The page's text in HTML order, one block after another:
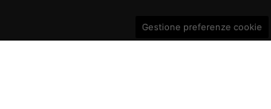
Gestione preferenze cookie